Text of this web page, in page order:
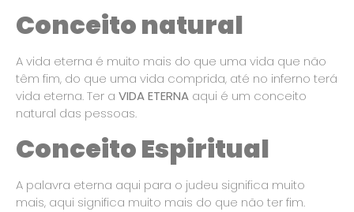
Conceito natural
A vida eterna é muito mais do que uma vida que não
têm fim, do que uma vida comprida, até no inferno terá
vida eterna. Ter a VIDA ETERNA aqui é um conceito
natural das pessoas.
Conceito Espiritual
A palavra eterna aqui para o judeu significa muito
mais, aqui significa muito mais do que não ter fim.